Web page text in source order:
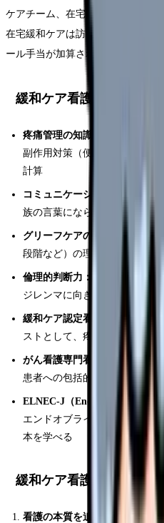
ケアチーム、在宅緩和ケア（訪問
在宅緩和ケアは訪問看護師として
ール手当が加算されるため年収は
緩和ケア看護師に必要な
疼痛管理の知識：
WHO三段階
副作用対策（便秘・悪心・眠
計算
コミュニケーションスキル：
族の言葉にならない思いを汲み
グリーフケアの知識：
悲嘆の
段階など）の理解と、遺族への
倫理的判断力：
延命治療の中
ジレンマに向き合う力
緩和ケア認定看護師：
日本看
ストとして、疼痛管理や全人
がん看護専門看護師（CNS）：
患者への包括的ケアのエキスパ
ELNEC-J（End-of-Life
エンドオブライフケアの体系
本を学べる
緩和ケア看護師のメリッ
看護の本質を追求できる：
「